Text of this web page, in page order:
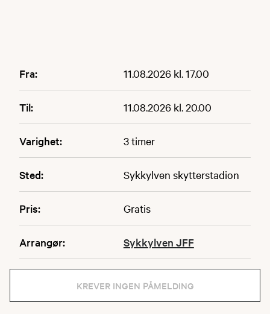
Fra: 11.08.2026 kl. 17.00
Til: 11.08.2026 kl. 20.00
Varighet: 3 timer
Sted: Sykkylven skytterstadion
Pris: Gratis
Arrangør: Sykkylven JFF
KREVER INGEN PÅMELDING